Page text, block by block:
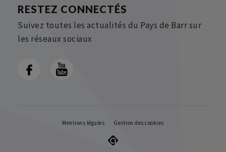
RESTEZ CONNECTÉS
Suivez toutes les actualités du Pays de Barr sur
les réseaux sociaux
Mentions légales Gestion des cookies